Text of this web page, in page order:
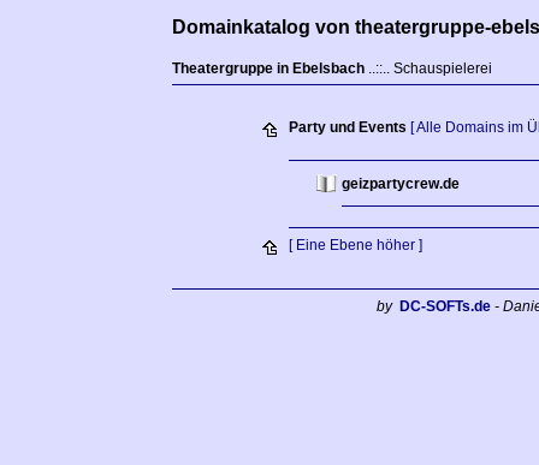
Domainkatalog von theatergruppe-
Theatergruppe in Ebelsbach ..::.. Schauspielerei
Party und Events [ Alle Domains im
geizpartycrew.de
[ Eine Ebene höher ]
by DC-SOFTs.de -